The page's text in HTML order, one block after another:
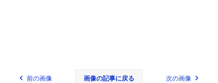
前の画像 画像の記事に戻る 次の画像